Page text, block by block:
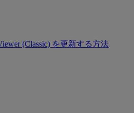
(Classic) を更新する方法